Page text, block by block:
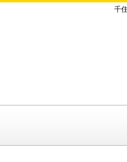
千